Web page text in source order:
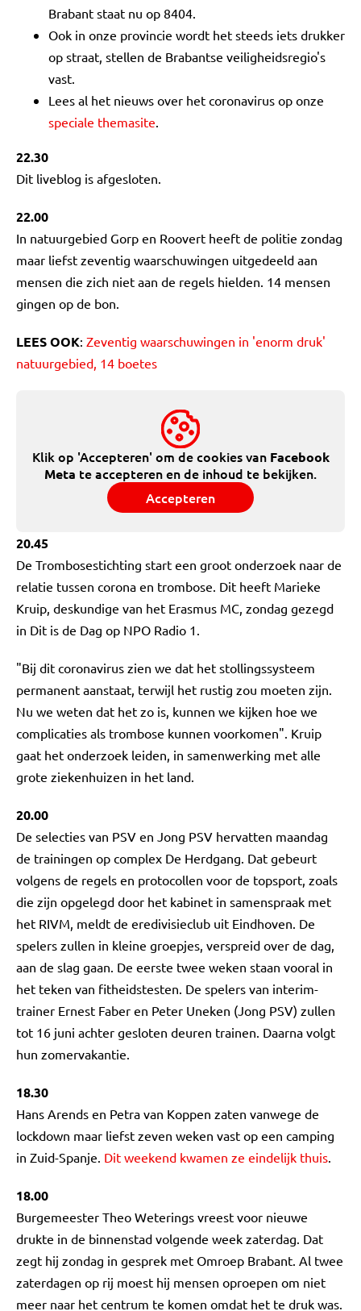
Brabant staat nu op 8404.
Ook in onze provincie wordt het steeds iets drukker
op straat, stellen de Brabantse veiligheidsregio's
vast.
Lees al het nieuws over het coronavirus op onze
speciale themasite.
22.30
Dit liveblog is afgesloten.
22.00
In natuurgebied Gorp en Roovert heeft de politie zondag
maar liefst zeventig waarschuwingen uitgedeeld aan
mensen die zich niet aan de regels hielden. 14 mensen
gingen op de bon.
LEES OOK: Zeventig waarschuwingen in 'enorm druk'
natuurgebied, 14 boetes
Klik op 'Accepteren' om de cookies van Facebook
Meta te accepteren en de inhoud te bekijken.
Accepteren
20.45
De Trombosestichting start een groot onderzoek naar de
relatie tussen corona en trombose. Dit heeft Marieke
Kruip, deskundige van het Erasmus MC, zondag gezegd
in Dit is de Dag op NPO Radio 1.
"Bij dit coronavirus zien we dat het stollingssysteem
permanent aanstaat, terwijl het rustig zou moeten zijn.
Nu we weten dat het zo is, kunnen we kijken hoe we
complicaties als trombose kunnen voorkomen". Kruip
gaat het onderzoek leiden, in samenwerking met alle
grote ziekenhuizen in het land.
20.00
De selecties van PSV en Jong PSV hervatten maandag
de trainingen op complex De Herdgang. Dat gebeurt
volgens de regels en protocollen voor de topsport, zoals
die zijn opgelegd door het kabinet in samenspraak met
het RIVM, meldt de eredivisieclub uit Eindhoven. De
spelers zullen in kleine groepjes, verspreid over de dag,
aan de slag gaan. De eerste twee weken staan vooral in
het teken van fitheidstesten. De spelers van interim-
trainer Ernest Faber en Peter Uneken (Jong PSV) zullen
tot 16 juni achter gesloten deuren trainen. Daarna volgt
hun zomervakantie.
18.30
Hans Arends en Petra van Koppen zaten vanwege de
lockdown maar liefst zeven weken vast op een camping
in Zuid-Spanje. Dit weekend kwamen ze eindelijk thuis.
18.00
Burgemeester Theo Weterings vreest voor nieuwe
drukte in de binnenstad volgende week zaterdag. Dat
zegt hij zondag in gesprek met Omroep Brabant. Al twee
zaterdagen op rij moest hij mensen oproepen om niet
meer naar het centrum te komen omdat het te druk was.